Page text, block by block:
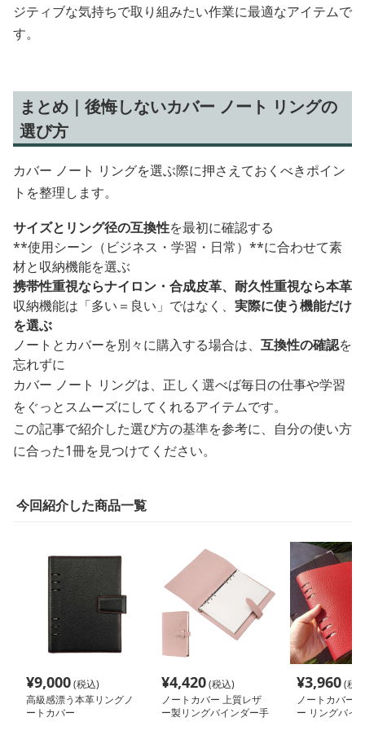
ジティブな気持ちで取り組みたい作業に最適なアイテムで
す。
まとめ｜後悔しないカバー ノート リングの
選び方
カバー ノート リングを選ぶ際に押さえておくべきポイン
トを整理します。
サイズとリング径の互換性を最初に確認する
**使用シーン（ビジネス・学習・日常）**に合わせて素
材と収納機能を選ぶ
携帯性重視ならナイロン・合成皮革、耐久性重視なら本革
収納機能は「多い＝良い」ではなく、 実際に使う機能だけ
を選ぶ
ノートとカバーを別々に購入する場合は、 互換性の確認を
忘れずに
カバー ノート リングは、正しく選べば毎日の仕事や学習
をぐっとスムーズにしてくれるアイテムです。
この記事で紹介した選び方の基準を参考に、自分の使い方
に合った1冊を見つけてください。
今回紹介した商品一覧
¥9,000(税込)
高級感漂う本革リングノ
ートカバー
¥4,420(税込)
ノートカバー 上質レザ
ー製リングバインダー手
¥3,960(税
ノートカバー
ー リングバイ